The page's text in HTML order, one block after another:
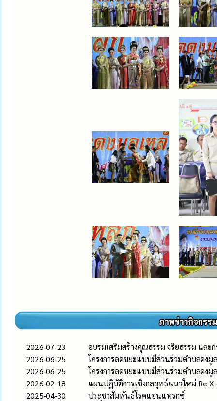
2026-07-23
อบรมเสริมสร้างคุณธรรม จริยธรรม แล
2026-06-25
โครงการลดขยะแบบมีส่วนร่วมตำบลดง
2026-06-25
โครงการลดขยะแบบมีส่วนร่วมตำบลดง
2026-02-18
แผนปฏิบัติการเชิงกลยุทธ์แนวใหม่ Re X-
2025-04-30
ประชาสัมพันธ์โรคแอนแทรกซ์